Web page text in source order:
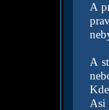
A
A
Asi